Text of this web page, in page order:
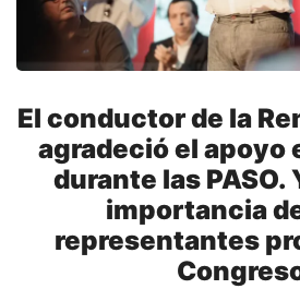
El conductor de la
agradeció el apoyo
durante las PASO.
importancia
representantes